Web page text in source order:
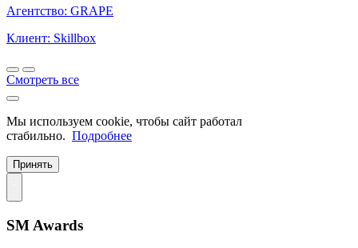
Агентство: GRAPE
Клиент: Skillbox
Смотреть все
Мы используем cookie, чтобы сайт работал
стабильно. Подробнее
Принять
SM Awards